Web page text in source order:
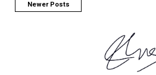
Newer Posts